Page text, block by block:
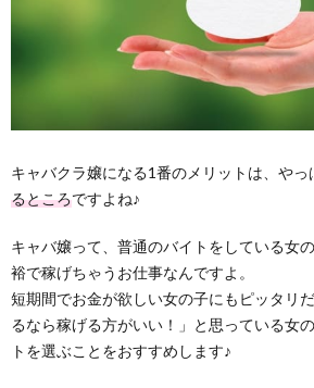
キャバクラ嬢になる1番のメリットは、やっ
るところですよね♪
キャバ嬢って、普通のバイトをしている女
裕で稼げちゃうお仕事なんですよ。
短期間でお金が欲しい女の子にもピッタリ
るなら稼げる方がいい！」と思っている女
トを選ぶことをおすすめします♪